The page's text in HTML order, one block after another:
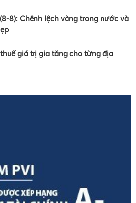
8): Chênh lệch vàng trong nước và
giá trị gia tăng cho từng địa